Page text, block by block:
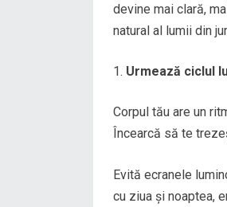
devine mai clară,
natural al lumii din
Urmează ciclul
Corpul tău are un
Încearcă să te
Evită ecranele
cu ziua și noaptea,